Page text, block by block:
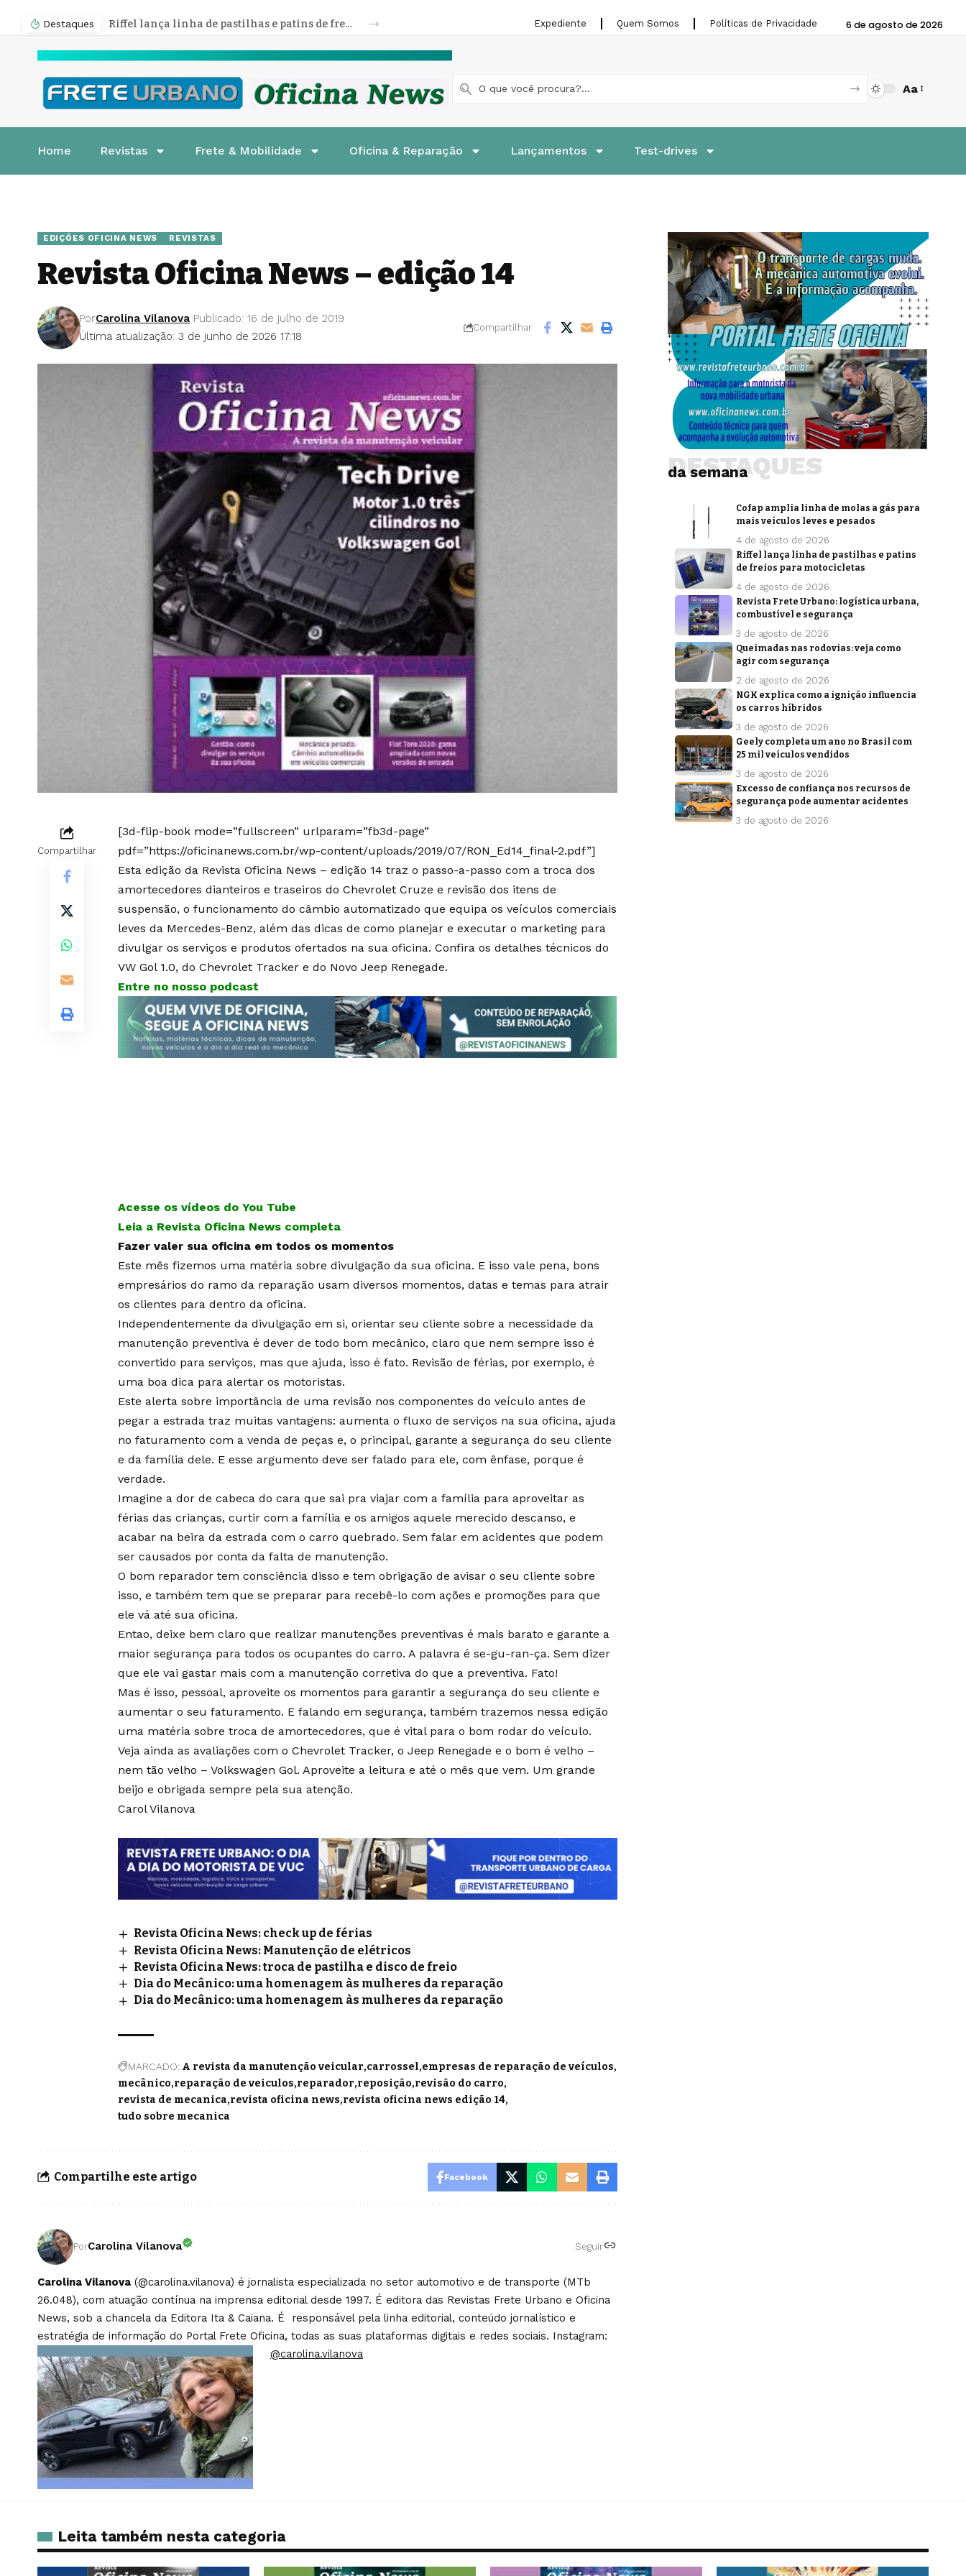
Destaques Riffel lança linha de pastilhas e patins de freios para motocicletas Expediente Quem Somos Políticas de Privacidade 6 de agosto de 2026
Aa
Home Revistas Frete & Mobilidade Oficina & Reparação Lançamentos Test-drives
EDIÇÕES OFICINA NEWS REVISTAS
Revista Oficina News – edição 14
Última atualização: 3 de junho de 2026 17:18
PorCarolina Vilanova Publicado: 16 de julho de 2019
Compartilhar
Compartilhar
[3d-flip-book mode=”fullscreen” urlparam=”fb3d-page”
pdf=”https://oficinanews.com.br/wp-content/uploads/2019/07/RON_Ed14_final-2.pdf”]
Esta edição da Revista Oficina News – edição 14 traz o passo-a-passo com a troca dos
amortecedores dianteiros e traseiros do Chevrolet Cruze e revisão dos itens de
suspensão, o funcionamento do câmbio automatizado que equipa os veículos comerciais
leves da Mercedes-Benz, além das dicas de como planejar e executar o marketing para
divulgar os serviços e produtos ofertados na sua oficina. Confira os detalhes técnicos do
VW Gol 1.0, do Chevrolet Tracker e do Novo Jeep Renegade.
Entre no nosso podcast
Acesse os vídeos do You Tube
Leia a Revista Oficina News completa
Fazer valer sua oficina em todos os momentos
Este mês fizemos uma matéria sobre divulgação da sua oficina. E isso vale pena, bons
empresários do ramo da reparação usam diversos momentos, datas e temas para atrair
os clientes para dentro da oficina.
Independentemente da divulgação em si, orientar seu cliente sobre a necessidade da
manutenção preventiva é dever de todo bom mecânico, claro que nem sempre isso é
convertido para serviços, mas que ajuda, isso é fato. Revisão de férias, por exemplo, é
uma boa dica para alertar os motoristas.
Este alerta sobre importância de uma revisão nos componentes do veículo antes de
pegar a estrada traz muitas vantagens: aumenta o fluxo de serviços na sua oficina, ajuda
no faturamento com a venda de peças e, o principal, garante a segurança do seu cliente
e da família dele. E esse argumento deve ser falado para ele, com ênfase, porque é
verdade.
Imagine a dor de cabeca do cara que sai pra viajar com a família para aproveitar as
férias das crianças, curtir com a família e os amigos aquele merecido descanso, e
acabar na beira da estrada com o carro quebrado. Sem falar em acidentes que podem
ser causados por conta da falta de manutenção.
O bom reparador tem consciência disso e tem obrigação de avisar o seu cliente sobre
isso, e também tem que se preparar para recebê-lo com ações e promoções para que
ele vá até sua oficina.
Entao, deixe bem claro que realizar manutenções preventivas é mais barato e garante a
maior segurança para todos os ocupantes do carro. A palavra é se-gu-ran-ça. Sem dizer
que ele vai gastar mais com a manutenção corretiva do que a preventiva. Fato!
Mas é isso, pessoal, aproveite os momentos para garantir a segurança do seu cliente e
aumentar o seu faturamento. E falando em segurança, também trazemos nessa edição
uma matéria sobre troca de amortecedores, que é vital para o bom rodar do veículo.
Veja ainda as avaliações com o Chevrolet Tracker, o Jeep Renegade e o bom é velho –
nem tão velho – Volkswagen Gol. Aproveite a leitura e até o mês que vem. Um grande
beijo e obrigada sempre pela sua atenção.
Carol Vilanova
Revista Oficina News: check up de férias
Revista Oficina News: Manutenção de elétricos
Revista Oficina News: troca de pastilha e disco de freio
Dia do Mecânico: uma homenagem às mulheres da reparação
Dia do Mecânico: uma homenagem às mulheres da reparação
MARCADO: A revista da manutenção veicular carrossel empresas de reparação de veículos
mecânico reparação de veiculos reparador reposição revisão do carro
revista de mecanica revista oficina news revista oficina news edição 14
tudo sobre mecanica
Compartilhe este artigo Facebook
PorCarolina Vilanova Seguir
Carolina Vilanova (@carolina.vilanova) é jornalista especializada no setor automotivo e de transporte (MTb
26.048), com atuação contínua na imprensa editorial desde 1997. É editora das Revistas Frete Urbano e Oficina
News, sob a chancela da Editora Ita & Caiana. É responsável pela linha editorial, conteúdo jornalístico e
estratégia de informação do Portal Frete Oficina, todas as suas plataformas digitais e redes sociais. Instagram:
@carolina.vilanova
da semana
DESTAQUES
Cofap amplia linha de molas a gás para
mais veículos leves e pesados
4 de agosto de 2026
Riffel lança linha de pastilhas e patins
de freios para motocicletas
4 de agosto de 2026
Revista Frete Urbano: logística urbana,
combustível e segurança
3 de agosto de 2026
Queimadas nas rodovias: veja como
agir com segurança
2 de agosto de 2026
NGK explica como a ignição influencia
os carros híbridos
3 de agosto de 2026
Geely completa um ano no Brasil com
25 mil veículos vendidos
3 de agosto de 2026
Excesso de confiança nos recursos de
segurança pode aumentar acidentes
3 de agosto de 2026
Leita também nesta categoria